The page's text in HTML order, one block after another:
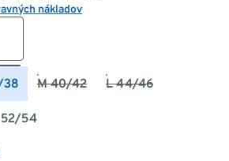
nákladov
38 M 40/42 L 44/46
52/54